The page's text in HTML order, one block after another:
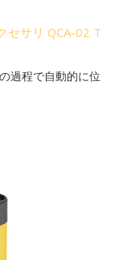
セサリ QCA-02 T
過程で自動的に位